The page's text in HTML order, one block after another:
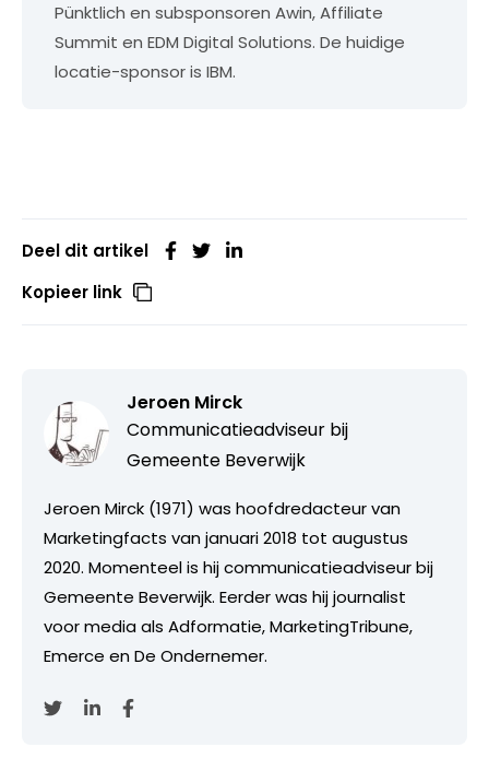
Pünktlich en subsponsoren Awin, Affiliate
Summit en EDM Digital Solutions. De huidige
locatie-sponsor is IBM.
Deel dit artikel
Kopieer link
Jeroen Mirck
Communicatieadviseur bij
Gemeente Beverwijk
Jeroen Mirck (1971) was hoofdredacteur van
Marketingfacts van januari 2018 tot augustus
2020. Momenteel is hij communicatieadviseur bij
Gemeente Beverwijk. Eerder was hij journalist
voor media als Adformatie, MarketingTribune,
Emerce en De Ondernemer.